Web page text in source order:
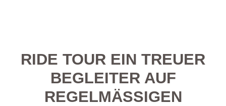
RIDE TOUR EIN TREUER
BEGLEITER AUF
REGELMÄSSIGEN T